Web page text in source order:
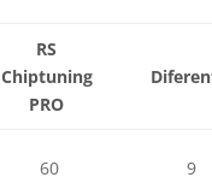
RS
Chiptuning
PRO
60 9